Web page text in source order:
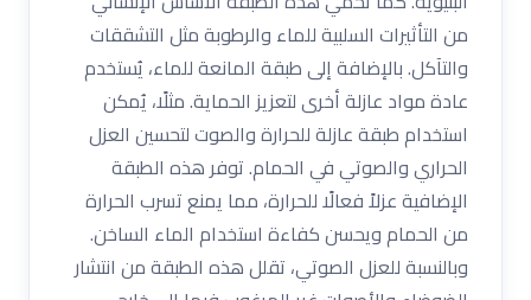
من التأثيرات السلبية للماء والرطوبة مثل التشققات
والتآكل. بالإضافة إلى طبقة المانعة للماء، يُستخدم
عادة مواد عازلة أخرى لتعزيز الحماية. مثلًا، يُمكن
استخدام طبقة عازلة للحرارة والصوت لتحسين العزل
الحراري والصوتي في الحمام. توفر هذه الطبقة
الإضافية عزلاً فعالًا للحرارة، مما يمنع تسرب الحرارة
من الحمام ويحسن كفاءة استخدام الماء الساخن.
وبالنسبة للعزل الصوتي، تقلل هذه الطبقة من انتشار